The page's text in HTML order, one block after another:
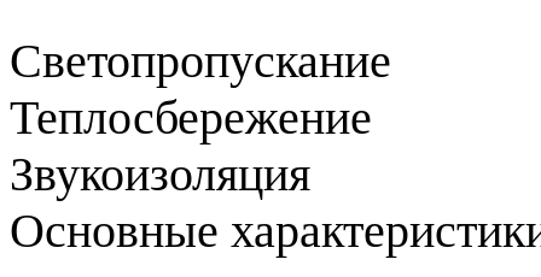
Светопропускание
Теплосбережение
Звукоизоляция
Основные